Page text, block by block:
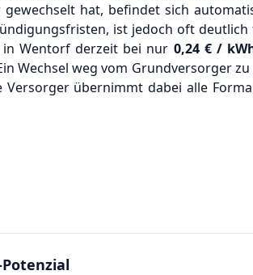
hat, befindet sich
ist jedoch oft
Wentorf derzeit bei nur 0,24 € /
Wechsel weg vom Grundversorger zu
übernimmt dabei alle